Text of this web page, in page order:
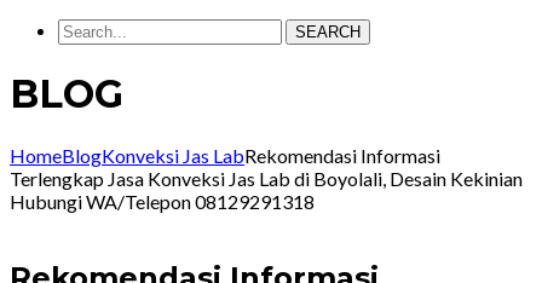
SEARCH
BLOG
HomeBlogKonveksi Jas LabRekomendasi Informasi
Terlengkap Jasa Konveksi Jas Lab di Boyolali, Desain Kekinian
Hubungi WA/Telepon 08129291318